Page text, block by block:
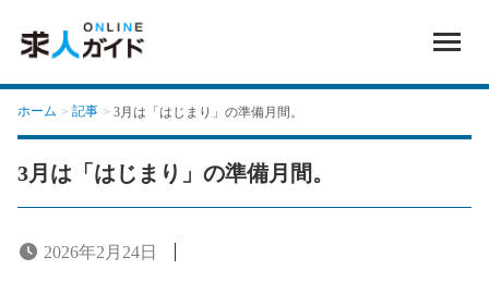
ホーム 記事 3月は「はじまり」の準備月間。
3月は「はじまり」の準備月間。
2026年2月24日